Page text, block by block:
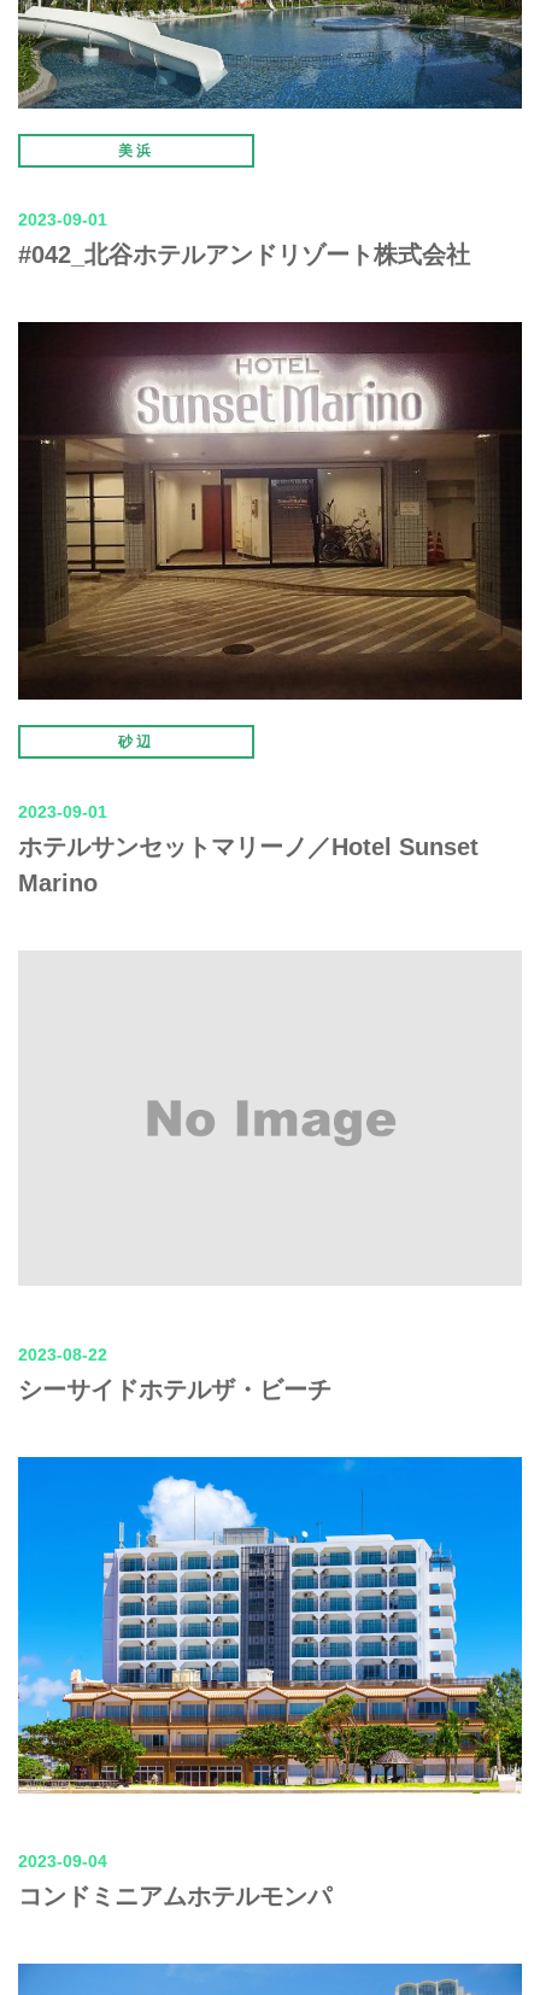
美浜
2023-09-01
#042_北谷ホテルアンドリゾート株式会社
砂辺
2023-09-01
ホテルサンセットマリーノ／Hotel Sunset
Marino
2023-08-22
シーサイドホテルザ・ビーチ
2023-09-04
コンドミニアムホテルモンパ